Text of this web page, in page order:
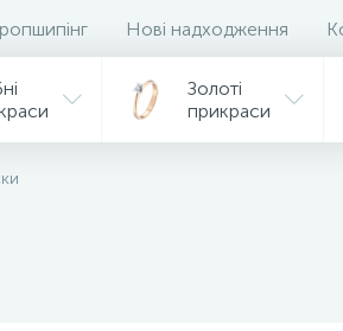
Нові надходження
Золоті
прикраси